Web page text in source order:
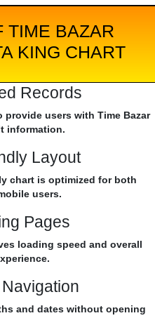
TIME BAZAR
KING CHART
Records
users with Time Bazar
information.
Layout
chart is optimized for both
users.
Pages
loading speed and overall
and dates without opening